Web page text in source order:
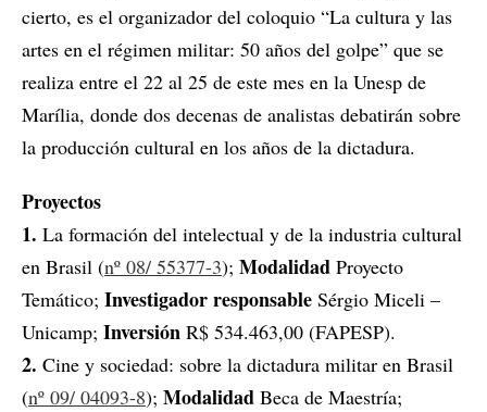
cierto, es el organizador del coloquio “La cultura y las
artes en el régimen militar: 50 años del golpe” que se
realiza entre el 22 al 25 de este mes en la Unesp de
Marília, donde dos decenas de analistas debatirán sobre
la producción cultural en los años de la dictadura.
Proyectos
1. La formación del intelectual y de la industria cultural
en Brasil (nº 08/ 55377-3); Modalidad Proyecto
Temático; Investigador responsable Sérgio Miceli –
Unicamp; Inversión R$ 534.463,00 (FAPESP).
2. Cine y sociedad: sobre la dictadura militar en Brasil
(nº 09/ 04093-8); Modalidad Beca de Maestría;